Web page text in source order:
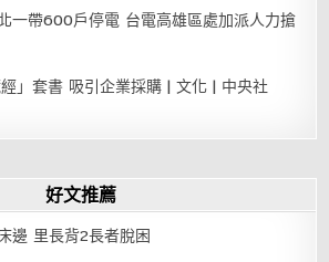
一帶600戶停電 台電高雄區處加派人力搶
」套書 吸引企業採購 | 文化 | 中央社
好文推薦
邊 里長背2長者脫困